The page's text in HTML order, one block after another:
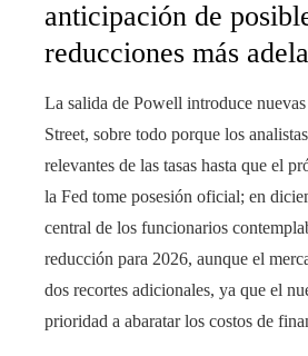
anticipación de
reducciones más
La salida de Powell introduce
Street, sobre todo porque los
relevantes de las tasas hasta que el
la Fed tome posesión oficial; en
central de los funcionarios
reducción para 2026, aunque el
dos recortes adicionales, ya que el
prioridad a abaratar los costos de